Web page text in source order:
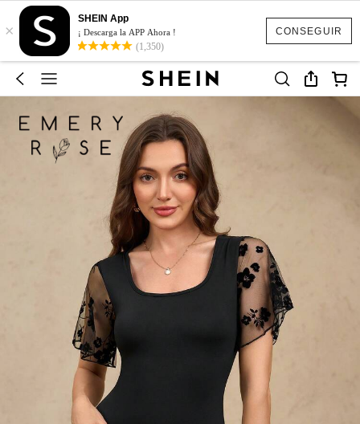
CONSEGUIR
×
SHEIN App
¡ Descarga la APP Ahora !
(1,350)